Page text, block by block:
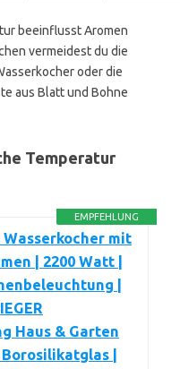
beeinflusst Aromen
vermeidest du die
oder die
aus Blatt und Bohne
Temperatur
EMPFEHLUNG
Wasserkocher mit
| 2200 Watt |
|
Haus & Garten
|